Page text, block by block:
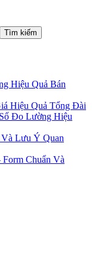
Hiệu Quả Bán
Hiệu Quả Tổng Đài
Đo Lường Hiệu
Lưu Ý Quan
Chuẩn Và